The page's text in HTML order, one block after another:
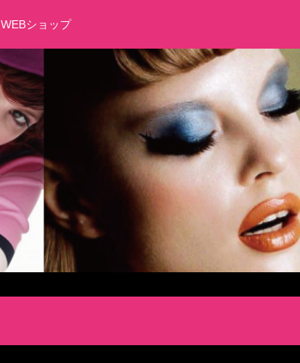
WEBショップ